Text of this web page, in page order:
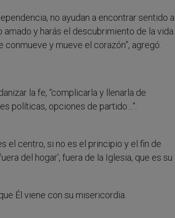
no ayudan a encontrar sentido a
y harás el descubrimiento de la vida.
y mueve el corazón”, agregó.
la fe, “complicarla y llenarla de
políticas, opciones de partido…”.
el centro, si no es el principio y el fin de
del hogar’, fuera de la Iglesia, que es su
Él viene con su misericordia.